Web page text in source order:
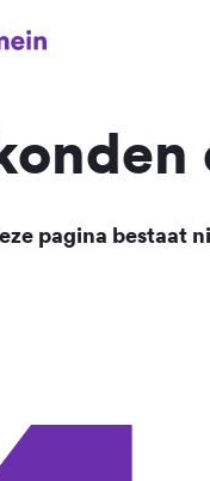
pagina bestaat